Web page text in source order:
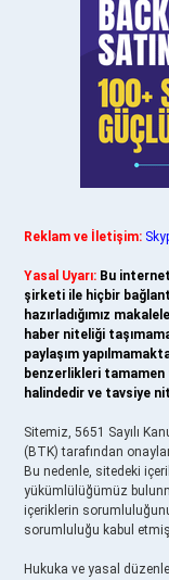
Reklam ve İletişim:
Yasal Uyarı: Bu
şirketi ile hiçbir
hazırladığımız
haber niteliği
paylaşım
benzerlikleri
halindedir ve tavsiye
Sitemiz, 5651 Sayılı
(BTK) tarafından
Bu nedenle, sitedeki
yükümlülüğümüz
içeriklerin
sorumluluğu kabul etmiş
Hukuka ve yasal